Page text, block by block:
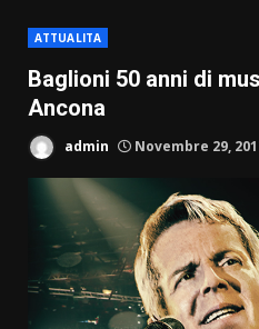
ATTUALITA
Baglioni 50 anni di
Ancona
admin Novembre 29,